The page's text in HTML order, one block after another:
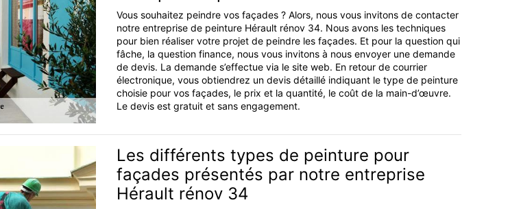
Vous souhaitez peindre vos façades ? Alors, nous vous invitons de contacter
notre entreprise de peinture Hérault rénov 34. Nous avons les techniques
pour bien réaliser votre projet de peindre les façades. Et pour la question qui
fâche, la question finance, nous vous invitons à nous envoyer une demande
de devis. La demande s’effectue via le site web. En retour de courrier
électronique, vous obtiendrez un devis détaillé indiquant le type de peinture
choisie pour vos façades, le prix et la quantité, le coût de la main-d’œuvre.
Le devis est gratuit et sans engagement.
Les différents types de peinture pour
façades présentés par notre entreprise
Hérault rénov 34